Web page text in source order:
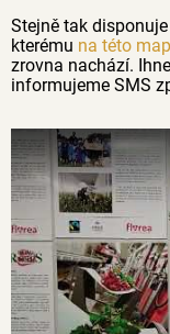
Stejně tak
kterému na této
zrovna nachází.
informujeme SMS